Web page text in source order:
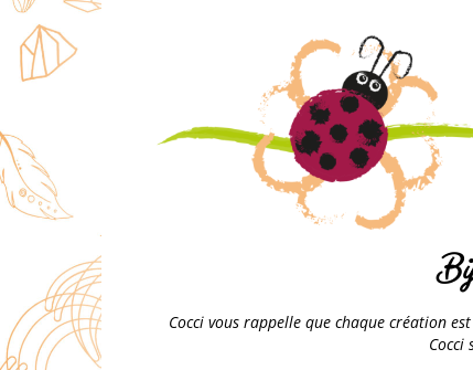
Cocci vous rappelle que chaque création
Cocci